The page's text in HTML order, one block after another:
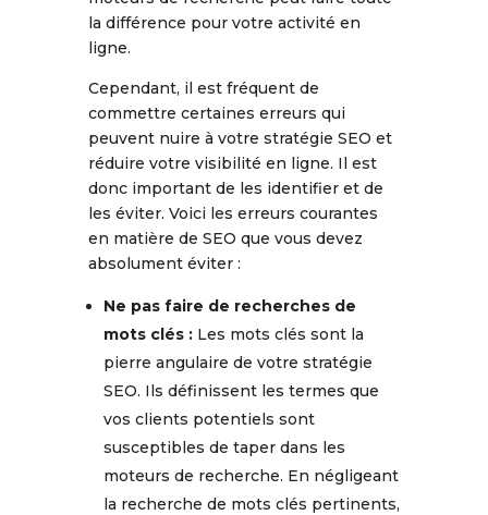
la différence pour votre activité en
ligne.
Cependant, il est fréquent de
commettre certaines erreurs qui
peuvent nuire à votre stratégie SEO et
réduire votre visibilité en ligne. Il est
donc important de les identifier et de
les éviter. Voici les erreurs courantes
en matière de SEO que vous devez
absolument éviter :
Ne pas faire de recherches de
mots clés :Les mots clés sont la
pierre angulaire de votre stratégie
SEO. Ils définissent les termes que
vos clients potentiels sont
susceptibles de taper dans les
moteurs de recherche. En négligeant
la recherche de mots clés pertinents,